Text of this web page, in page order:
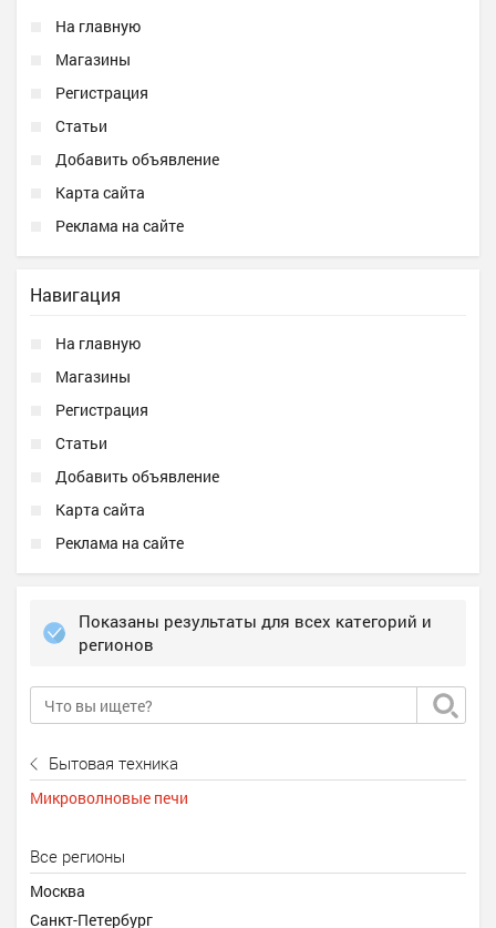
На главную
Магазины
Регистрация
Статьи
Добавить объявление
Карта сайта
Реклама на сайте
Навигация
На главную
Магазины
Регистрация
Статьи
Добавить объявление
Карта сайта
Реклама на сайте
Показаны результаты для всех категорий и
регионов
Бытовая техника
Микроволновые печи
Все регионы
Москва
Санкт-Петербург